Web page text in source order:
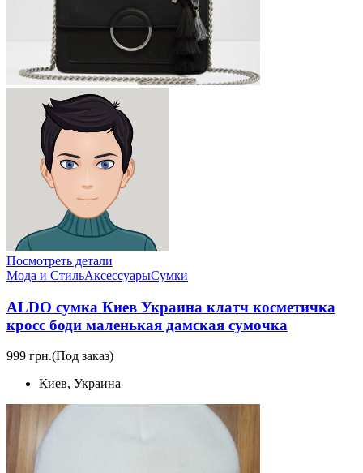
Посмотреть детали
Мода и СтильАксессуарыСумки
ALDO сумка Киев Украина клатч коcметичка
кросс боди маленькая дамская сумочка
999 грн.(Под заказ)
Киев, Украина